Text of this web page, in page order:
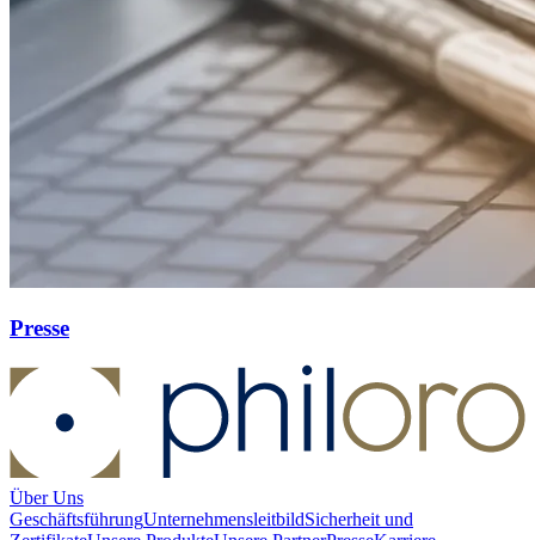
Presse
Über Uns
GeschäftsführungUnternehmensleitbildSicherheit und